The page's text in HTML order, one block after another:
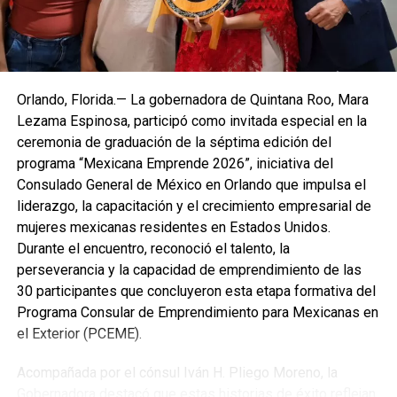
Orlando, Florida.— La gobernadora de Quintana Roo, Mara
Lezama Espinosa, participó como invitada especial en la
ceremonia de graduación de la séptima edición del
programa “Mexicana Emprende 2026”, iniciativa del
Consulado General de México en Orlando que impulsa el
liderazgo, la capacitación y el crecimiento empresarial de
mujeres mexicanas residentes en Estados Unidos.
Durante el encuentro, reconoció el talento, la
perseverancia y la capacidad de emprendimiento de las
30 participantes que concluyeron esta etapa formativa del
Programa Consular de Emprendimiento para Mexicanas en
el Exterior (PCEME).
Acompañada por el cónsul Iván H. Pliego Moreno, la